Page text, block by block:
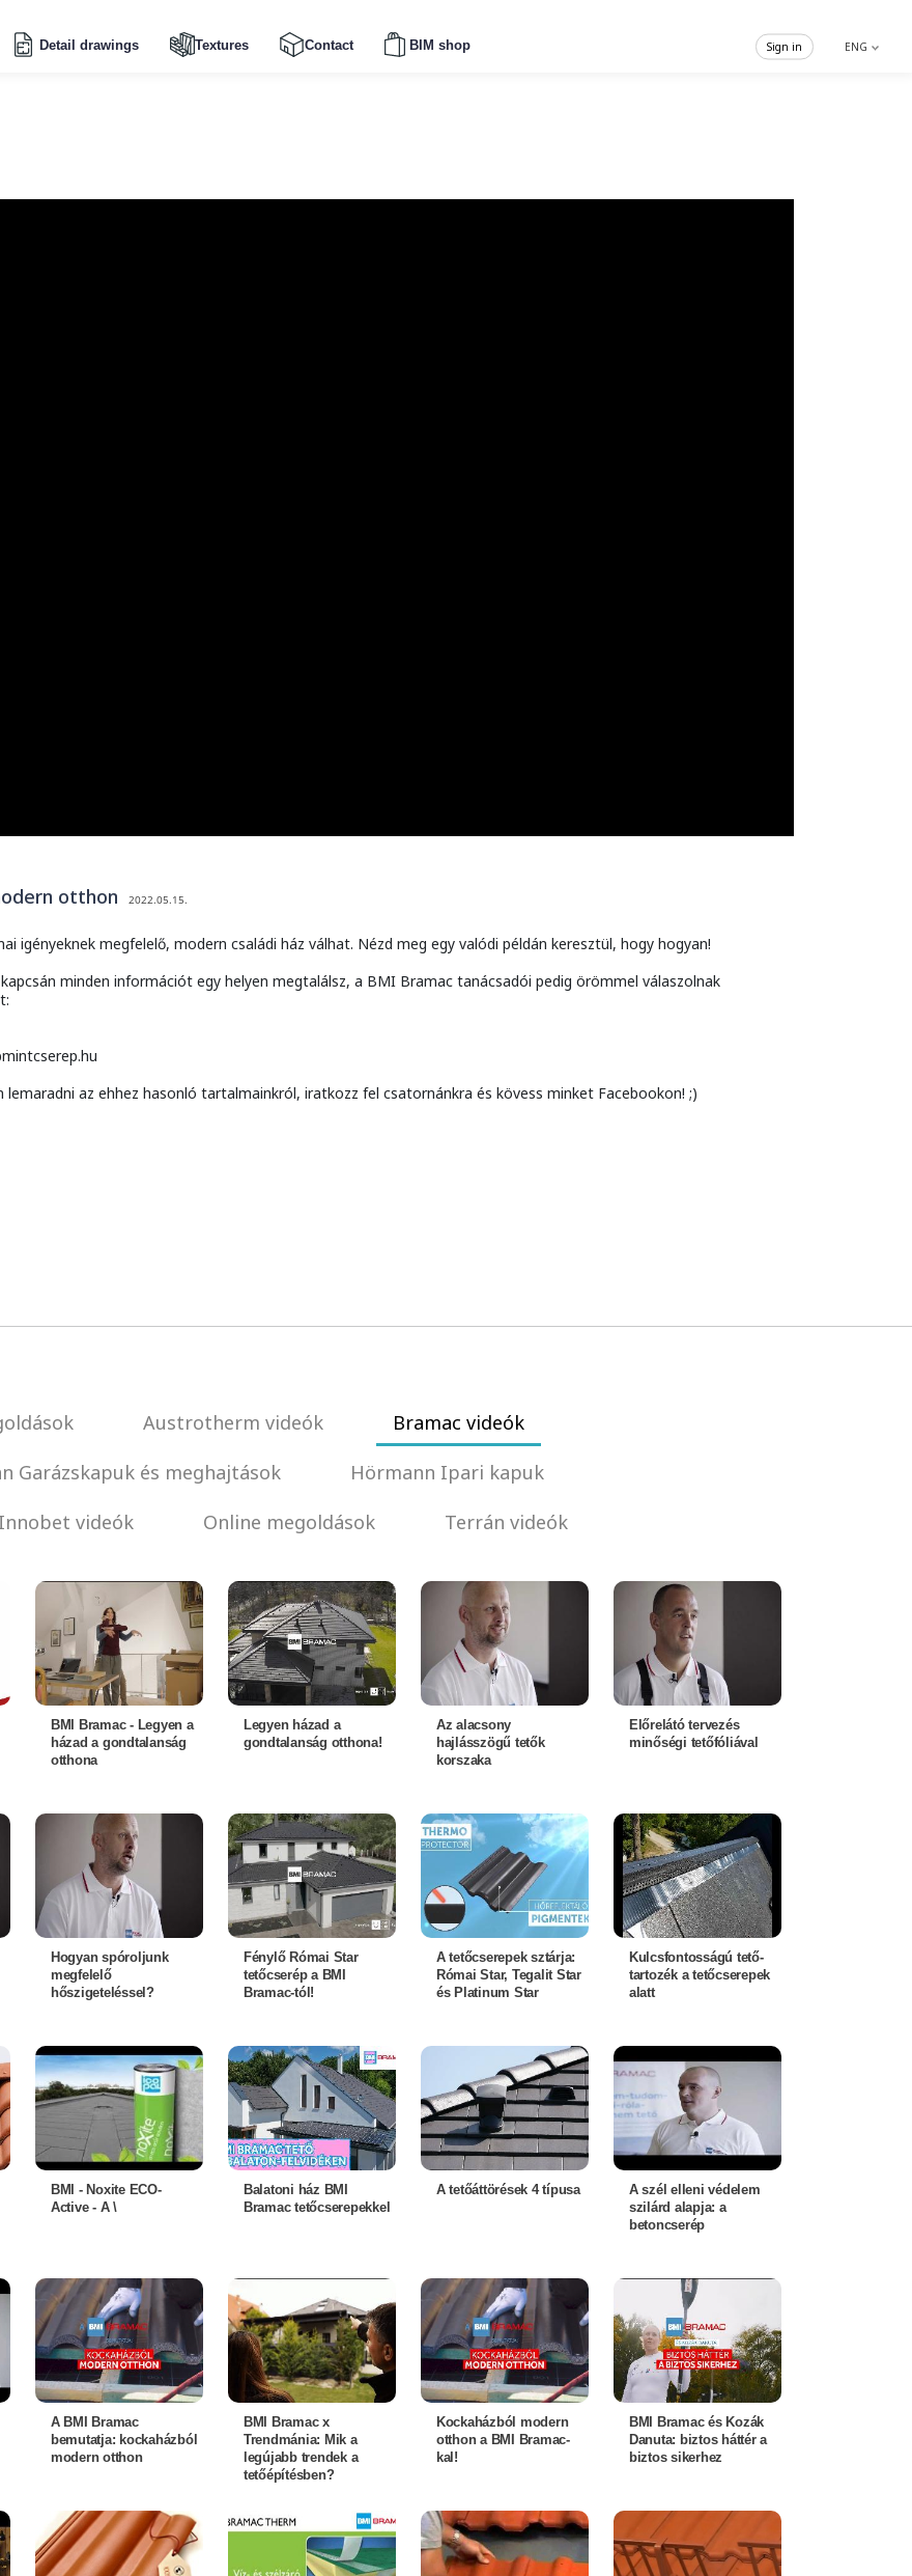
Detail drawings Textures Contact BIM shop ENG
Sign in
otthon 2022.05.15.
igényeknek megfelelő, modern családi ház válhat. Nézd meg egy valódi példán keresztül, hogy hogyan!
minden információt egy helyen megtalálsz, a BMI Bramac tanácsadói pedig örömmel válaszolnak
az ehhez hasonló tartalmainkról, iratkozz fel csatornánkra és kövess minket Facebookon! ;)
Austrotherm videók
Bramac videók
Garázskapuk és meghajtások
Hörmann Ipari kapuk
Innobet videók Online megoldások Terrán videók
BMI Bramac - Legyen a
házad a gondtalanság
otthona
Legyen házad a
gondtalanság otthona!
Az alacsony
hajlásszögű tetők
korszaka
Előrelátó tervezés
minőségi tetőfóliával
Hogyan spóroljunk
megfelelő
hőszigeteléssel?
Fénylő Római Star
tetőcserép a BMI
Bramac-tól!
A tetőcserepek sztárja:
Római Star, Tegalit Star
és Platinum Star
Kulcsfontosságú tető-
tartozék a tetőcserepek
alatt
BMI - Noxite ECO-
Active - A \
Balatoni ház BMI
Bramac tetőcserepekkel
A tetőáttörések 4 típusa
A szél elleni védelem
szilárd alapja: a
betoncserép
A BMI Bramac
bemutatja: kockaházból
modern otthon
BMI Bramac x
Trendmánia: Mik a
legújabb trendek a
tetőépítésben?
Kockaházból modern
otthon a BMI Bramac-
kal!
BMI Bramac és Kozák
Danuta: biztos háttér a
biztos sikerhez